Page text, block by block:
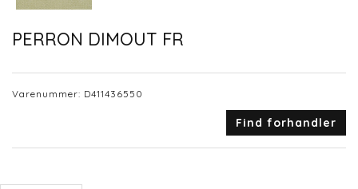
PERRON DIMOUT FR
Varenummer: D411436550
Find forhandler